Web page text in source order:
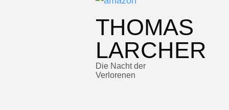
THOMAS
LARCHER
Die Nacht der
Verlorenen